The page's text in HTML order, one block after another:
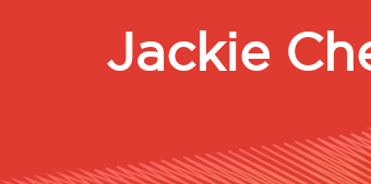
Jackie